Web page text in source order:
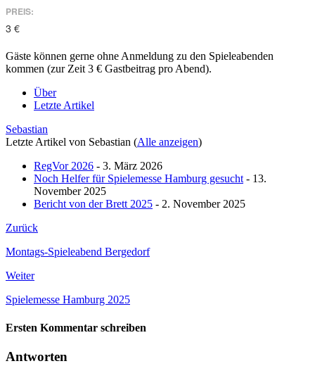
PREIS:
3 €
Gäste können gerne ohne Anmeldung zu den Spieleabenden
kommen (zur Zeit 3 € Gastbeitrag pro Abend).
Über
Letzte Artikel
Sebastian
Letzte Artikel von Sebastian (Alle anzeigen)
RegVor 2026 - 3. März 2026
Noch Helfer für Spielemesse Hamburg gesucht - 13.
November 2025
Bericht von der Brett 2025 - 2. November 2025
Zurück
Montags-Spieleabend Bergedorf
Weiter
Spielemesse Hamburg 2025
Ersten Kommentar schreiben
Antworten